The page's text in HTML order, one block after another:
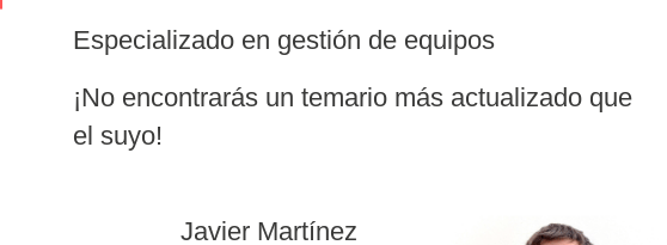
Especializado en gestión de equipos
¡No encontrarás un temario más actualizado que
el suyo!
Javier Martínez